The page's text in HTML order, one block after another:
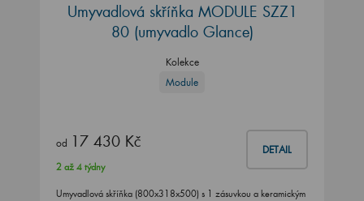
Umyvadlová skříňka MODULE SZZ1
80 (umyvadlo Glance)
Kolekce
Module
od 17 430 Kč DETAIL
2 až 4 týdny
Umyvadlová skříňka (800x318x500) s 1 zásuvkou a keramickým